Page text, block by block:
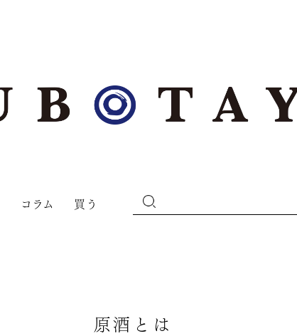
コラム 買う
原酒とは